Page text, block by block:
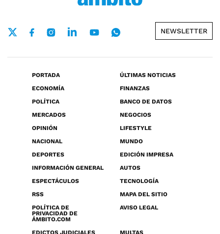
NEWSLETTER
PORTADA
ÚLTIMAS NOTICIAS
ECONOMÍA
FINANZAS
POLÍTICA
BANCO DE DATOS
MERCADOS
NEGOCIOS
OPINIÓN
LIFESTYLE
NACIONAL
MUNDO
DEPORTES
EDICIÓN IMPRESA
INFORMACIÓN GENERAL
AUTOS
ESPECTÁCULOS
TECNOLOGÍA
RSS
MAPA DEL SITIO
POLÍTICA DE
PRIVACIDAD DE
ÁMBITO.COM
AVISO LEGAL
EDICTOS JUDICIALES MULTAS